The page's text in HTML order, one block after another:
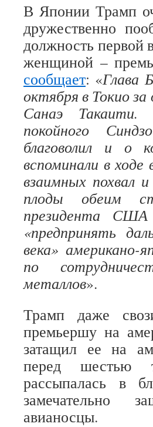
В Японии Трамп
дружественно
должность первой
женщиной –
сообщает: «Глава
октября в Токио
Санаэ Такаити.
покойного
благоволил и о
вспоминали в
взаимных похвал
плоды обеим
президента США
«предпринять
века» американо-
по
металлов».
Трамп даже
премьершу на
затащил ее на
перед шестью
рассыпалась в
замечательно
авианосцы.